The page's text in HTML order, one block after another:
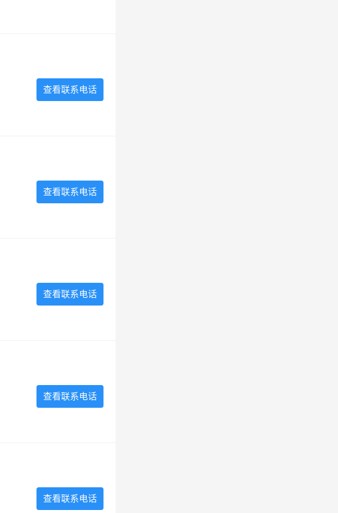
查看联系电话
查看联系电话
查看联系电话
查看联系电话
查看联系电话